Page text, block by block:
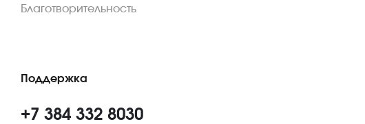
Благотворительность
Поддержка
+7 384 332 8030